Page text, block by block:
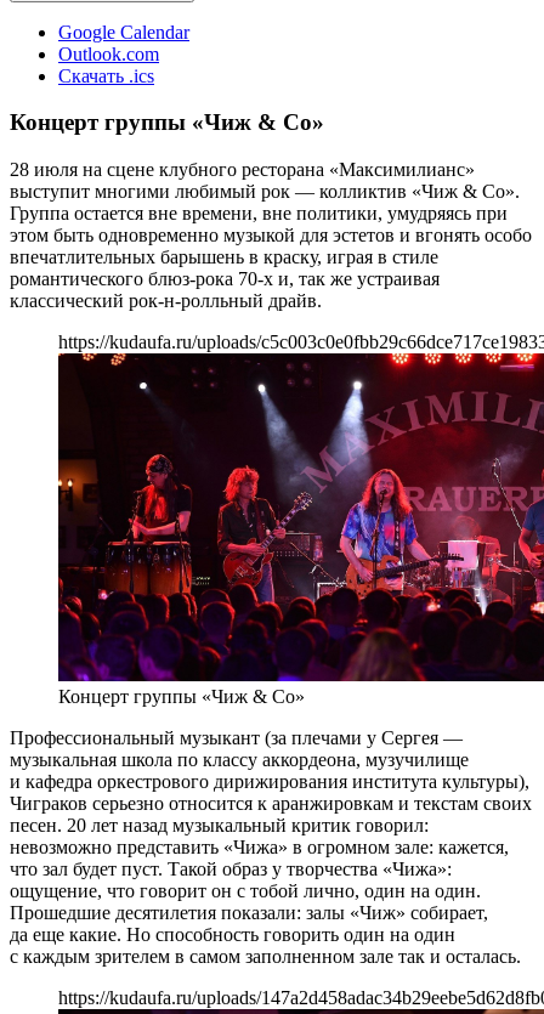
Google Calendar
Outlook.com
Скачать .ics
Концерт группы «Чиж & Co»
28 июля на сцене клубного ресторана «Максимилианс»
выступит многими любимый рок — колликтив «Чиж & Co».
Группа остается вне времени, вне политики, умудряясь при
этом быть одновременно музыкой для эстетов и вгонять особо
впечатлительных барышень в краску, играя в стиле
романтического блюз-рока 70-х и, так же устраивая
классический рок-н-ролльный драйв.
https://kudaufa.ru/uploads/
Концерт группы «Чиж & Co»
Профессиональный музыкант (за плечами у Сергея —
музыкальная школа по классу аккордеона, музучилище
и кафедра оркестрового дирижирования института культуры),
Чиграков серьезно относится к аранжировкам и текстам своих
песен. 20 лет назад музыкальный критик говорил:
невозможно представить «Чижа» в огромном зале: кажется,
что зал будет пуст. Такой образ у творчества «Чижа»:
ощущение, что говорит он с тобой лично, один на один.
Прошедшие десятилетия показали: залы «Чиж» собирает,
да еще какие. Но способность говорить один на один
с каждым зрителем в самом заполненном зале так и осталась.
https://kudaufa.ru/uploads/